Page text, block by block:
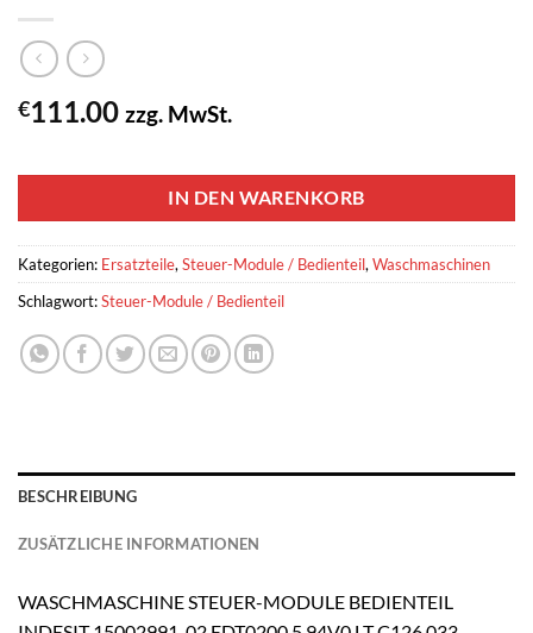
€111.00 zzg. MwSt.
IN DEN WARENKORB
Kategorien: Ersatzteile,Steuer-Module / Bedienteil,Waschmaschinen
Schlagwort:Steuer-Module / Bedienteil
BESCHREIBUNG
ZUSÄTZLICHE INFORMATIONEN
WASCHMASCHINE STEUER-MODULE BEDIENTEIL